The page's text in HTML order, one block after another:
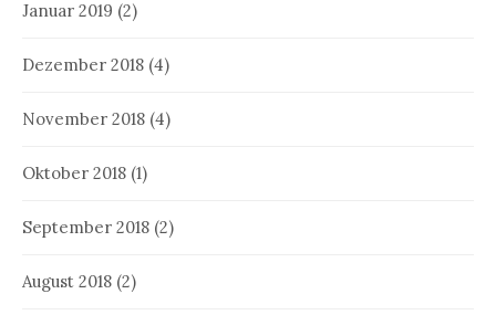
Januar 2019 (2)
Dezember 2018 (4)
November 2018 (4)
Oktober 2018 (1)
September 2018 (2)
August 2018 (2)